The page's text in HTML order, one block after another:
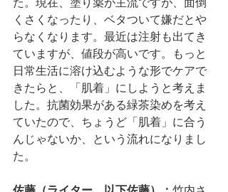
た。現在、塗り薬が主流ですが、面倒
くさくなったり、ベタついて嫌だとや
らなくなります。最近は注射も出てき
ていますが、値段が高いです。もっと
日常生活に溶け込むような形でケアで
きたらと、「肌着」にしようと考えま
した。抗菌効果がある緑茶染めを考え
ていたので、ちょうど「肌着」に合う
んじゃないか、という流れになりまし
た。